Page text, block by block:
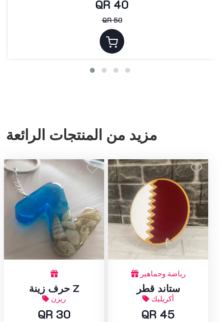
QR 40
QR 50
مزيد من المنتجات الرائعة
حرف زينة Z
ريزن
QR 30
رياضة وجماهير
ستاند قطر
أكريليك
QR 45